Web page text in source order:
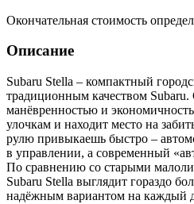
Окончательная стоимость
Описание
Subaru Stella – компактный
традиционным качеством Subaru.
манёвренностью и
улочкам и находит место на
рулю привыкаешь быстро –
в управлении, а современный
По сравнению со старыми
Subaru Stella выглядит гораздо
надёжным вариантом на каждый